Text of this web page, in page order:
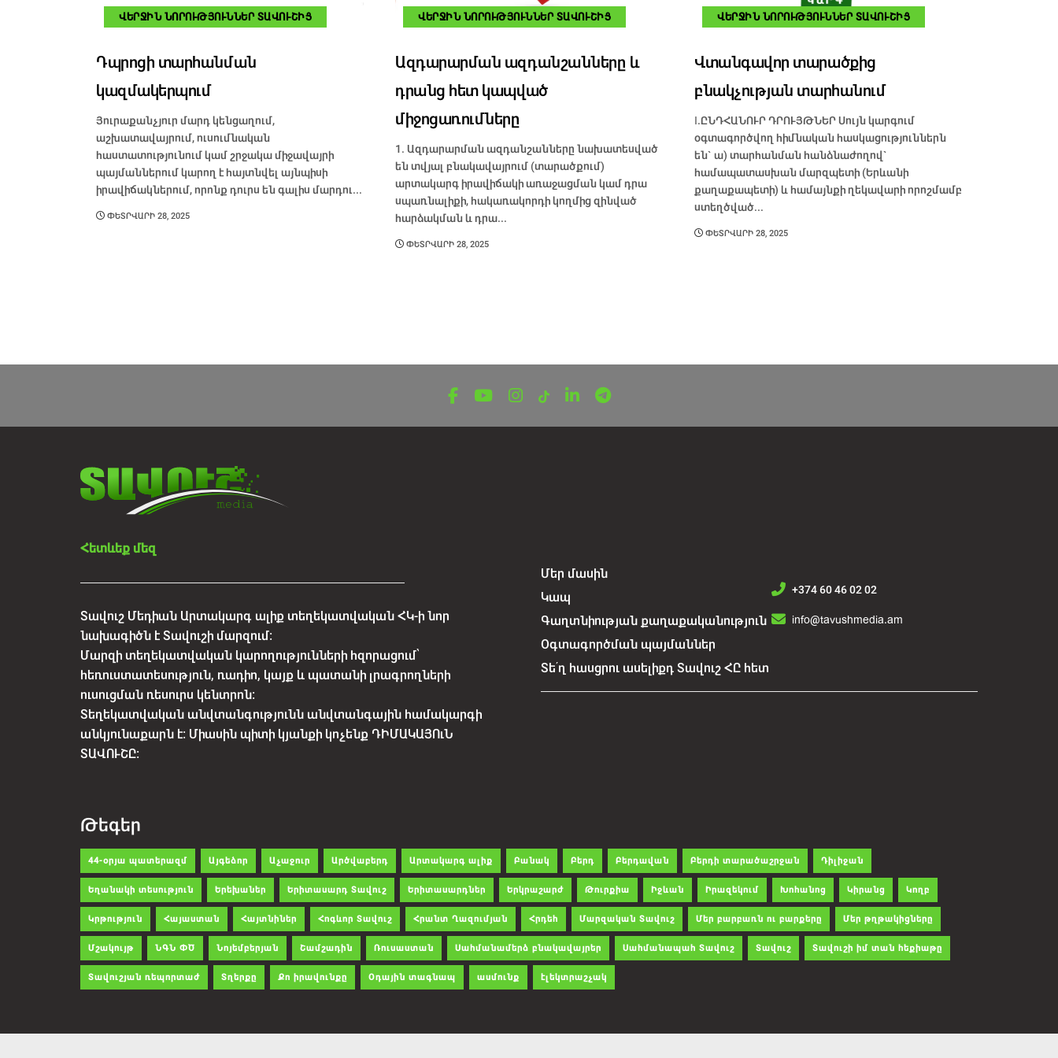
ՎԵՐՋԻՆ ՆՈՐՈՒԹՅՈՒՆՆԵՐ ՏԱՎՈՒՇԻՑ
Դպրոցի տարհանման
կազմակերպում
Յուրաքանչյուր մարդ կենցաղում,
աշխատավայրում, ուսումնական
հաստատությունում կամ շրջակա միջավայրի
պայմաններում կարող է հայտնվել այնպիսի
իրավիճակներում, որոնք դուրս են գալիս մարդու...
ՓԵՏՐՎԱՐԻ 28, 2025
ՎԵՐՋԻՆ ՆՈՐՈՒԹՅՈՒՆՆԵՐ ՏԱՎՈՒՇԻՑ
Ազդարարման ազդանշանները և
դրանց հետ կապված
միջոցառումները
1. Ազդարարման ազդանշանները նախատեսված
են տվյալ բնակավայրում (տարածքում)
արտակարգ իրավիճակի առաջացման կամ դրա
սպառնալիքի, հակառակորդի կողմից զինված
հարձակման և դրա...
ՓԵՏՐՎԱՐԻ 28, 2025
ՎԵՐՋԻՆ ՆՈՐՈՒԹՅՈՒՆՆԵՐ ՏԱՎՈՒՇԻՑ
Վտանգավոր տարածքից
բնակչության տարհանում
I.ԸՆԴՀԱՆՈՒՐ ԴՐՈՒՅԹՆԵՐ Սույն կարգում
օգտագործվող հիմնական հասկացություններն
են` ա) տարհանման հանձնաժողով`
համապատասխան մարզպետի (Երևանի
քաղաքապետի) և համայնքի ղեկավարի որոշմամբ
ստեղծված...
ՓԵՏՐՎԱՐԻ 28, 2025
Հետևեք մեզ
Տավուշ Մեդիան Արտակարգ ալիք տեղեկատվական ՀԿ-ի նոր
նախագիծն է Տավուշի մարզում:
Մարզի տեղեկատվական կարողությունների հզորացում՝
հեռուստատեսություն, ռադիո, կայք և պատանի լրագրողների
ուսուցման ռեսուրս կենտրոն:
Տեղեկատվական անվտանգությունն անվտանգային համակարգի
անկյունաքարն է: Միասին պիտի կյանքի կոչենք ԴԻՄԱԿԱՅՈւՆ
ՏԱՎՈՒՇԸ:
Մեր մասին
Կապ
Գաղտնիության քաղաքականություն
Օգտագործման պայմաններ
Տե՛ղ հասցրու ասելիքդ Տավուշ ՀԸ հետ
+374 60 46 02 02
info@tavushmedia.am
Թեգեր
44-օրյա պատերազմ Այգեձոր Աչաջուր Արծվաբերդ Արտակարգ ալիք Բանակ Բերդ Բերդավան Բերդի տարածաշրջան Դիլիջան
Եղանակի տեսություն Երեխաներ Երիտասարդ Տավուշ Երիտասարդներ Երկրաշարժ Թուրքիա Իջևան Իրազեկում Խոհանոց Կիրանց Կողբ
Կրթություն Հայաստան Հայտնիներ Հոգևոր Տավուշ Հրանտ Ղազումյան Հրդեհ Մարզական Տավուշ Մեր բարբառն ու բարքերը Մեր թղթակիցները
Մշակույթ ՆԳՆ ՓԾ Նոյեմբերյան Շամշադին Ռուսաստան Սահմանամերձ բնակավայրեր Սահմանապահ Տավուշ Տավուշ Տավուշի իմ տան հեքիաթը
Տավուշյան ռեպորտաժ Տղերքը Քո իրավունքը Օդային տագնապ ասմունք էլեկտրաշչակ